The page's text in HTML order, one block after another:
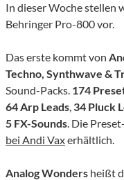
In dieser Woche stellen
Behringer Pro-800 vor.
Das erste kommt von
Techno, Synthwave &
Sound-Packs. 174
64 Arp Leads, 34 Pluck
5 FX-Sounds. Die
bei Andi Vaxerhältlich.
Analog Wonders heißt